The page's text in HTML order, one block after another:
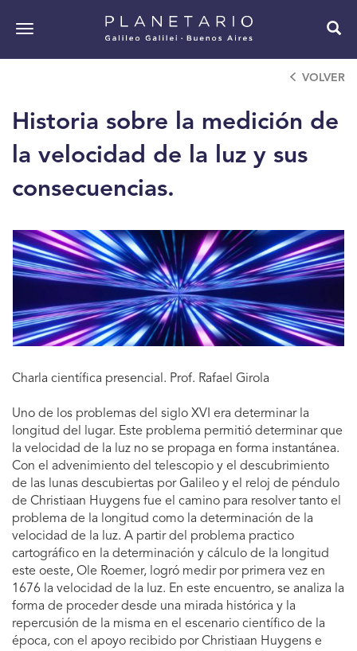
principalnavigation
Historia sobre la medición de
la velocidad de la luz y sus
consecuencias.
VOLVER
Charla científica presencial. Prof. Rafael Girola
Uno de los problemas del siglo XVI era determinar la
longitud del lugar. Este problema permitió determinar que
la velocidad de la luz no se propaga en forma instantánea.
Con el advenimiento del telescopio y el descubrimiento
de las lunas descubiertas por Galileo y el reloj de péndulo
de Christiaan Huygens fue el camino para resolver tanto el
problema de la longitud como la determinación de la
velocidad de la luz. A partir del problema practico
cartográfico en la determinación y cálculo de la longitud
este oeste, Ole Roemer, logró medir por primera vez en
1676 la velocidad de la luz. En este encuentro, se analiza la
forma de proceder desde una mirada histórica y la
repercusión de la misma en el escenario científico de la
época, con el apoyo recibido por Christiaan Huygens e